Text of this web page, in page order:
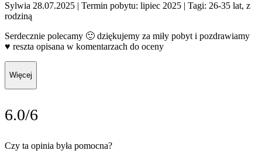
Sylwia 28.07.2025 | Termin pobytu: lipiec 2025 | Tagi: 26-35 lat, z
rodziną
Serdecznie polecamy 🙂 dziękujemy za miły pobyt i pozdrawiamy
♥️ reszta opisana w komentarzach do oceny
Więcej
6.0/6
Czy ta opinia była pomocna?